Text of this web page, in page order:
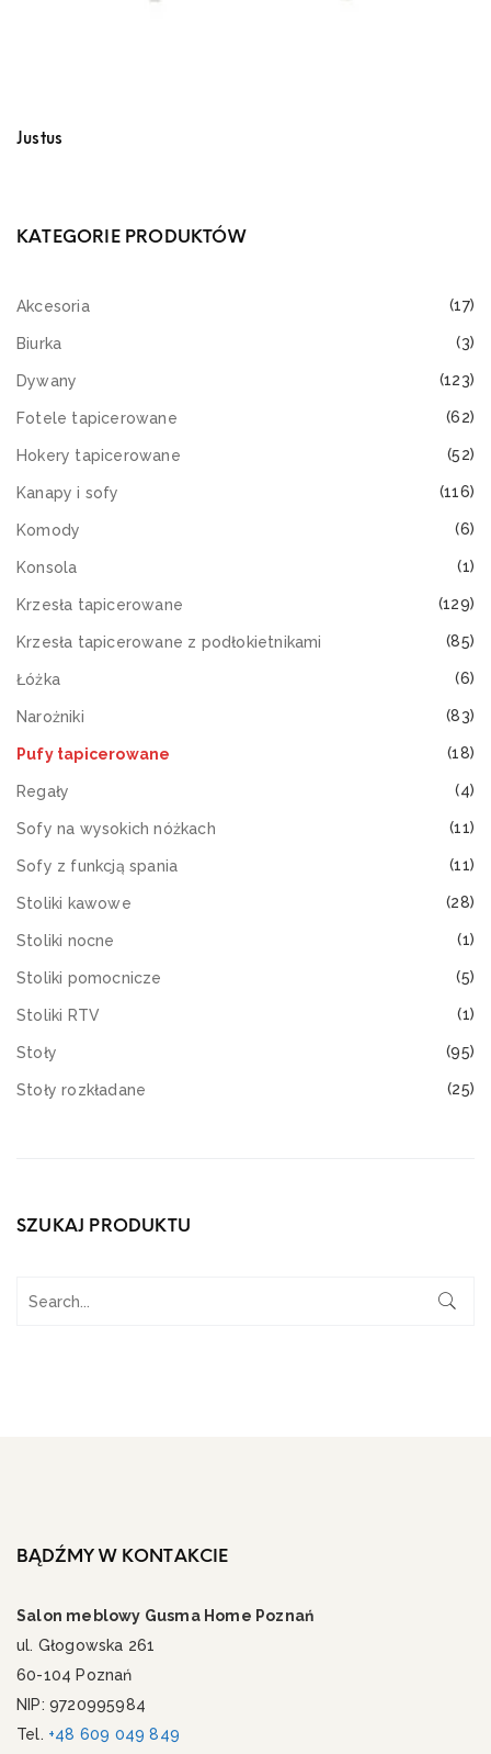
Justus
KATEGORIE PRODUKTÓW
Akcesoria (17)
Biurka (3)
Dywany (123)
Fotele tapicerowane (62)
Hokery tapicerowane (52)
Kanapy i sofy (116)
Komody (6)
Konsola (1)
Krzesła tapicerowane (129)
Krzesła tapicerowane z podłokietnikami (85)
Łóżka (6)
Narożniki (83)
Pufy tapicerowane (18)
Regały (4)
Sofy na wysokich nóżkach (11)
Sofy z funkcją spania (11)
Stoliki kawowe (28)
Stoliki nocne (1)
Stoliki pomocnicze (5)
Stoliki RTV (1)
Stoły (95)
Stoły rozkładane (25)
SZUKAJ PRODUKTU
BĄDŹMY W KONTAKCIE
Salon meblowy Gusma Home Poznań
ul. Głogowska 261
60-104 Poznań
NIP: 9720995984
Tel. +48 609 049 849